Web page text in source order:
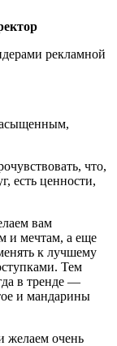
что,
есть ценности,
вам
и мечтам, а еще
к лучшему
Тем
в тренде —
и мандарины
желаем очень